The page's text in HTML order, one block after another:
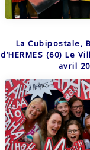
La Cubipostale,
d’HERMES (60) Le
avril